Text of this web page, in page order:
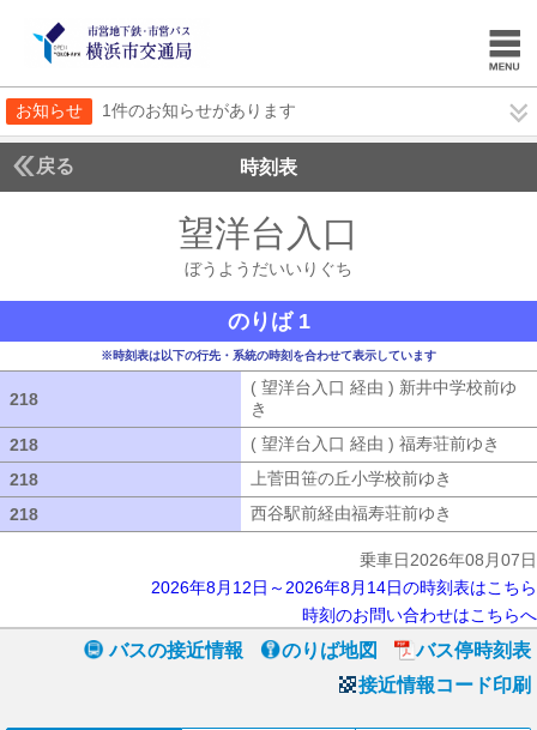
お知らせ 1件のお知らせがあります
戻る 時刻表
望洋台入口
ぼうようだいいりぐち
のりば 1
※時刻表は以下の行先・系統の時刻を合わせて表示しています
218
( 望洋台入口 経由 ) 新井中学校前ゆ
き
218
( 望洋台入口 経由 ) 福寿荘前ゆき
218
上菅田笹の丘小学校前ゆき
218
西谷駅前経由福寿荘前ゆき
乗車日2026年08月07日
2026年8月12日～2026年8月14日の時刻表はこちら
時刻のお問い合わせはこちらへ
バスの接近情報 のりば地図
バス停時刻表
接近情報コード印刷